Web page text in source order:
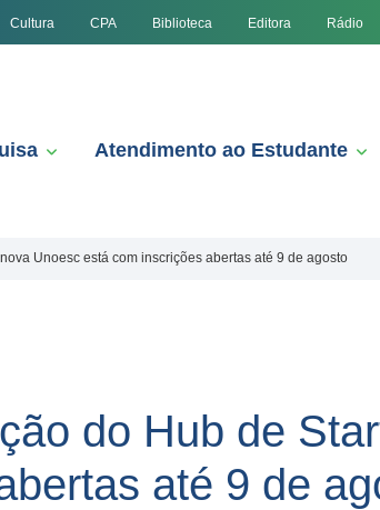
Cultura CPA Biblioteca Editora Rádio
Atendimento ao Estudante
Unoesc está com inscrições abertas até 9 de agosto
do Hub de
até 9 de